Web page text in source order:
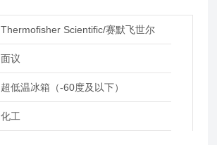
Thermofisher Scientific/赛默飞世尔
面议
超低温冰箱（-60度及以下）
化工